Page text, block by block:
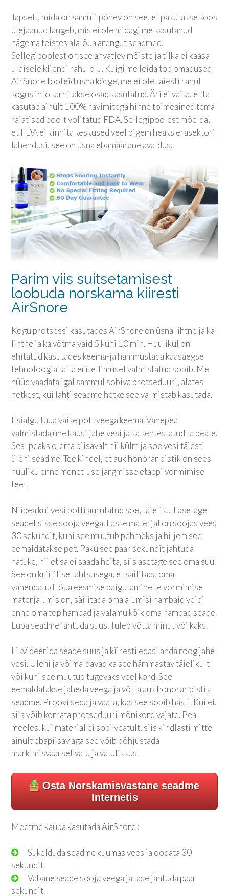
Täpselt, mida on samuti põnev on see, et pakutakse koos
ülejäänud langeb, mis ei ole midagi me kasutanud
nägema teistes alalõua arengut seadmed.
Sellegipoolest on see ahvatlev mõiste ja tilka ei kaasa
üldisele kliendi rahulolu. Kuigi me leida top omadused
AirSnore tooteid üsna kõrge, me ei ole täiesti rahul
kogus info tarnitakse osad kasutatud. Äri ei väita, et ta
kasutab ainult 100% ravimitega hinne toimeained tema
rajatised poolt volitatud FDA. Sellegipoolest mõelda,
et FDA ei kinnita keskused veel pigem heaks erasektori
lahendusi, see on üsna ebamäärane avaldus.
Parim viis suitsetamisest
loobuda norskama kiiresti
AirSnore
Kogu protsessi kasutades AirSnore on üsna lihtne ja ka
lihtne ja ka võtma vaid 5 kuni 10 min. Huulikul on
ehitatud kasutades keema-ja hammustada kaasaegse
tehnoloogia täita eritellimusel valmistatud sobib. Me
nüüd vaadata igal sammul sobiva protseduuri, alates
hetkest, kui lahti seadme hetke see valmistab kasutada.
Esialgu tuua väike pott veega keema. Vahepeal
valmistada ühe kausi jahe vesi ja ka kehtestatud ta peale.
Seal peaks olema piisavalt nii külm ja soe vesi täiesti
üleni seadme. Tee kindel, et auk honorar pistik on sees
huuliku enne menetluse järgmisse etappi vormimise
teel.
Niipea kui vesi potti aurutatud soe, täielikult asetage
seadet sisse sooja veega. Laske materjal on soojas vees
30 sekundit, kuni see muutub pehmeks ja hiljem see
eemaldatakse pot. Paku see paar sekundit jahtuda
natuke, nii et sa ei saada heita, siis asetage see oma suu.
See on kriitilise tähtsusega, et säilitada oma
vähendatud lõua eesmise paigutamine te vormimise
materjal, mis on, säilitada oma alumisi hambaid veidi
enne oma top hambad ja valamu kõik oma hambad seade.
Luba seadme jahtuda suus. Tuleb võtta minut või kaks.
Likvideerida seade suus ja kiiresti edasi anda roog jahe
vesi. Üleni ja võimaldavad ka see hämmastav täielikult
või kuni see muutub tugevaks veel kord. See
eemaldatakse jaheda veega ja võtta auk honorar pistik
seadme. Proovi seda ja vaata, kas see sobib hästi. Kui ei,
siis võib korrata protseduuri mõnikord vajate. Pea
meeles, kui materjal ei sobi veatult, siis kindlasti mitte
ainult ebapiisav aga see võib põhjustada
märkimisväärset valu ja valulikkus.
Osta Norskamisvastane seadme
Internetis
Meetme kaupa kasutada AirSnore :
Sukelduda seadme kuumas vees ja oodata 30
sekundit.
Vabane seade sooja veega ja lase jahtuda paar
sekundit.